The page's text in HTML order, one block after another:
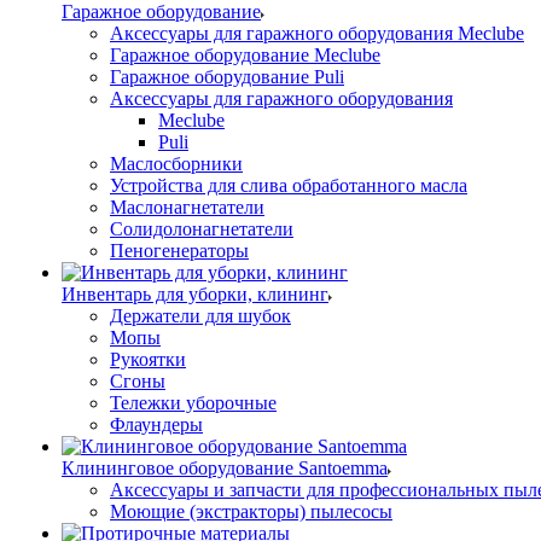
Гаражное оборудование
Аксессуары для гаражного оборудования Meclube
Гаражное оборудование Meclube
Гаражное оборудование Puli
Аксессуары для гаражного оборудования
Meclube
Puli
Маслосборники
Устройства для слива обработанного масла
Маслонагнетатели
Солидолонагнетатели
Пеногенераторы
Инвентарь для уборки, клининг
Держатели для шубок
Мопы
Рукоятки
Сгоны
Тележки уборочные
Флаундеры
Клининговое оборудование Santoemma
Аксессуары и запчасти для профессиональных
Моющие (экстракторы) пылесосы